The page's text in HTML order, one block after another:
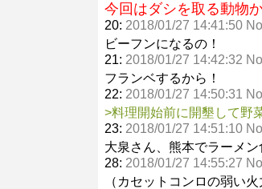
今回はダシを取る動物
20: 2018/01/27 14:41:50
ビーフンになるの！
21: 2018/01/27 14:42:32
フランベするから！
22: 2018/01/27 14:50:31
>料理開始前に開墾して野
23: 2018/01/27 14:51:10
大泉さん、熊本でラーメン
28: 2018/01/27 14:55:27
（カセットコンロの弱い